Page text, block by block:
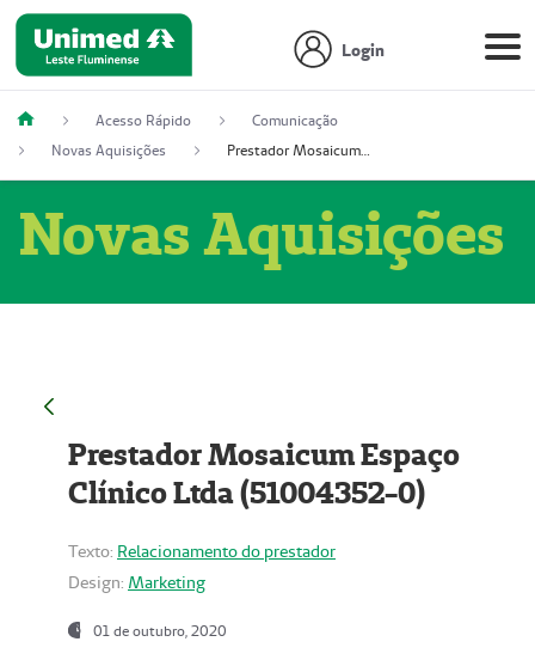
Login
Acesso Rápido
Comunicação
Novas Aquisições
Prestador Mosaicum Espaço Clínico Ltda (51004352-0)
Novas Aquisições
Prestador Mosaicum Espaço
Clínico Ltda (51004352-0)
Texto: Relacionamento do prestador
Design: Marketing
01 de outubro, 2020